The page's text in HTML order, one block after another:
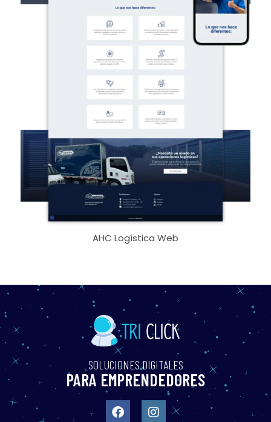
AHC Logística Web
SOLUCIONES DIGITALES
PARA EMPRENDEDORES